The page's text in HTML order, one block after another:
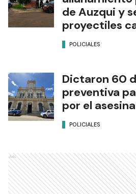
de Auzqui y
proyectiles
POLICIALES
Dictaron 60
preventiva
por el
POLICIALES
Ads